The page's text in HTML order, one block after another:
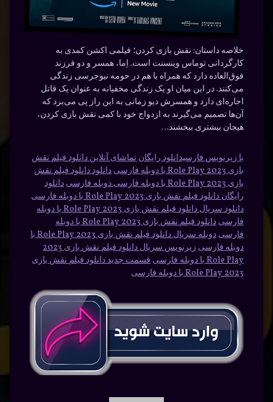
خلاصه داستان: نقش بازی کردن؛ فیلمی اکشن کمدی به
کارگردانی توماس وینسنت است. اِما، همسر و دو فرزند
فوق‌العاده دارد که همراه با هم در حومه نیوجرسی زندگی
می‌کنند. در این میان او یک زندگی مخفیانه‌ به عنوان یک قاتل
اجاره‌ای دارد و همسرش دیو زمانی به این راز پی می‌برد که
آن‌ها تصمیم می‌گیرند به ازدواج خود با کمی نقش بازی کردن،
هیجان بیشتری ببخشند…
با زیرنویس فارسیدانلود رایگان تماشای آنلاین دانلود فیلم نقش
بازی 2023 Role Play با دوبله فارسی
دانلود دانلود فیلم نقش
بازی 2023 Role Play با دوبله فارسی دوبله فارسی
دانلود
رایگان دانلود فیلم نقش بازی 2023 Role Play با دوبله فارسی
دانلود سریال دانلود فیلم نقش بازی 2023 Role Play با دوبله
فارسی
دانلود فیلم نقش بازی 2023 Role Play با دوبله
فارسی
دوبله سریال دانلود فیلم نقش بازی 2023 Role Play با
دوبله فارسی
زیرنویس سریال دانلود فیلم نقش بازی 2023
Role Play با دوبله فارسی
قسمت جدید دانلود فیلم نقش بازی
2023 Role Play با دوبله فارسی